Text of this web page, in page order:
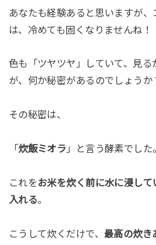
あなたも経験あると思いますが、
は、冷めても固くなりませんね！
色も「ツヤツヤ」していて、見
が、何か秘密があるのでしょうか
その秘密は、
「炊飯ミオラ 」と言う酵素でした
これをお米を炊く前に水に浸し
入れる。
こうして炊くだけで、 最高の炊き